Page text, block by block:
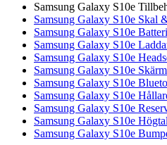
Samsung Galaxy S10e
Samsung Galaxy S10e Skal
Samsung Galaxy S10e
Samsung Galaxy S10e
Samsung Galaxy S10e
Samsung Galaxy S10e
Samsung Galaxy S10e
Samsung Galaxy S10e
Samsung Galaxy S10e
Samsung Galaxy S10e
Samsung Galaxy S10e